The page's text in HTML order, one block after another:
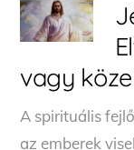
vagy
A spirituális
az emberek